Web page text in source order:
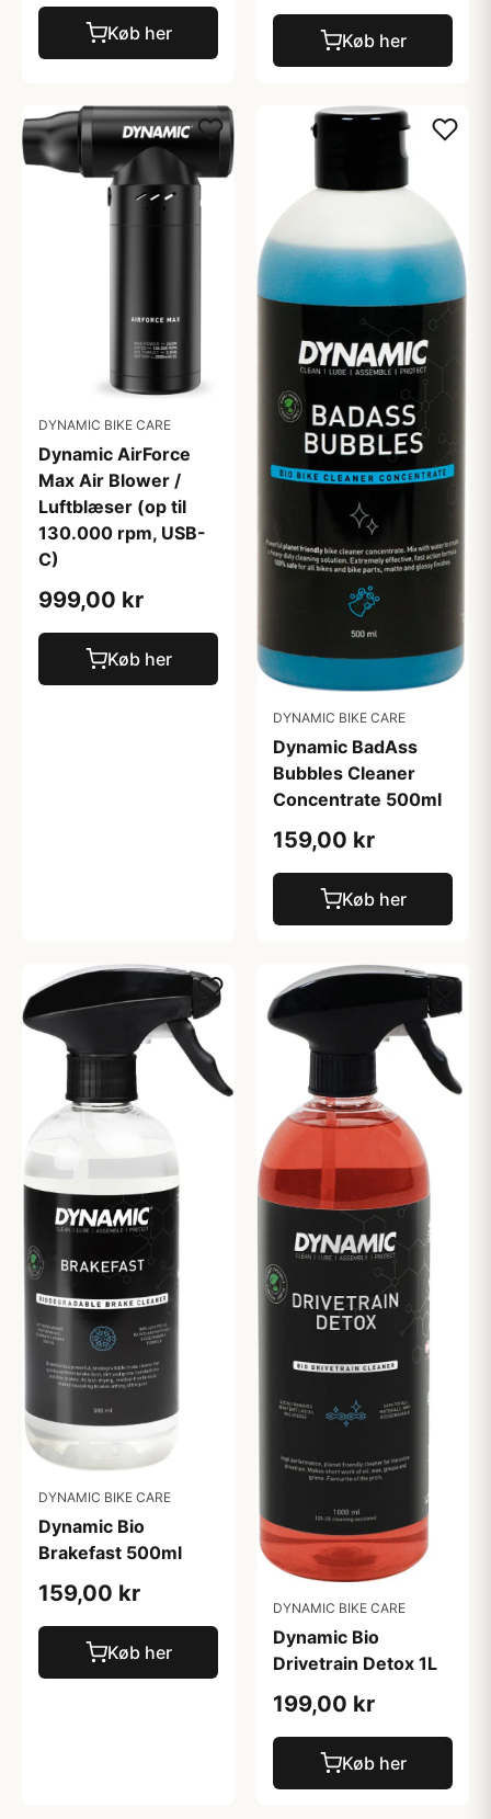
Køb her Køb her
DYNAMIC BIKE CARE
Dynamic AirForce
Max Air Blower /
Luftblæser (op til
130.000 rpm, USB-
C)
999,00 kr
Køb her
DYNAMIC BIKE CARE
Dynamic BadAss
Bubbles Cleaner
Concentrate 500ml
159,00 kr
Køb her
DYNAMIC BIKE CARE
Dynamic Bio
Brakefast 500ml
159,00 kr
Køb her
DYNAMIC BIKE CARE
Dynamic Bio
Drivetrain Detox 1L
199,00 kr
Køb her